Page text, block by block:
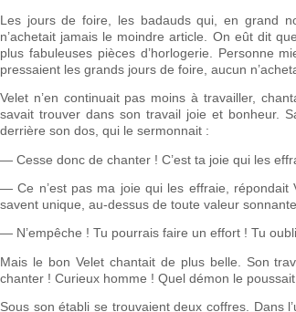
Les jours de foire, les badauds qui, en grand
n’achetait jamais le moindre article. On eût dit
plus fabuleuses pièces d’horlogerie. Personne
pressaient les grands jours de foire, aucun
Velet n’en continuait pas moins à travailler,
savait trouver dans son travail joie et bonheur.
derrière son dos, qui le sermonnait :
— Cesse donc de chanter ! C’est ta joie qui les
— Ce n’est pas ma joie qui les effraie, répondait
savent unique, au-dessus de toute valeur
— N’empêche ! Tu pourrais faire un effort ! Tu
Mais le bon Velet chantait de plus belle. Son
chanter ! Curieux homme ! Quel démon le
Sous son établi se trouvaient deux coffres. Dans